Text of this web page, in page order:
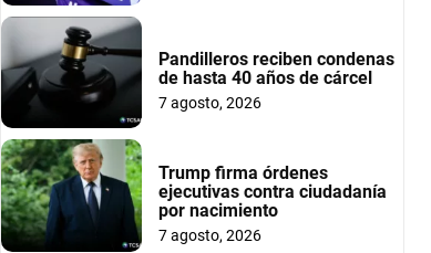
Pandilleros reciben condenas
de hasta 40 años de cárcel
7 agosto, 2026
Trump firma órdenes
ejecutivas contra ciudadanía
por nacimiento
7 agosto, 2026